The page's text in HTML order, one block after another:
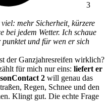
3
mehr Sicherheit, kürzere
bei jedem Wetter. Ich schaue
und für wen er sich
der Ganzjahresreifen wirklich?
für mich nur eins: liefert er
2 will genau das
Regen, Schnee und den
Klingt gut. Die echte Frage